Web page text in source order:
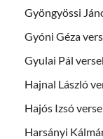
Gyöngyössi
Gyóni Géza
Gyulai Pál
Hajnal László
Hajós Izsó
Harsányi